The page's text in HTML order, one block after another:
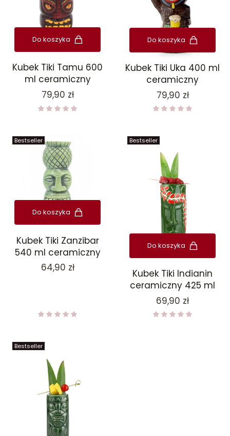
Do koszyka
Kubek Tiki Tamu 600
ml ceramiczny
Cena
79,90 zł
Do koszyka
Kubek Tiki Uka 400 ml
ceramiczny
Cena
79,90 zł
Bestseller
Do koszyka
Kubek Tiki Zanzibar
540 ml ceramiczny
Cena
64,90 zł
Bestseller
Do koszyka
Kubek Tiki Indianin
ceramiczny 425 ml
Cena
69,90 zł
Bestseller